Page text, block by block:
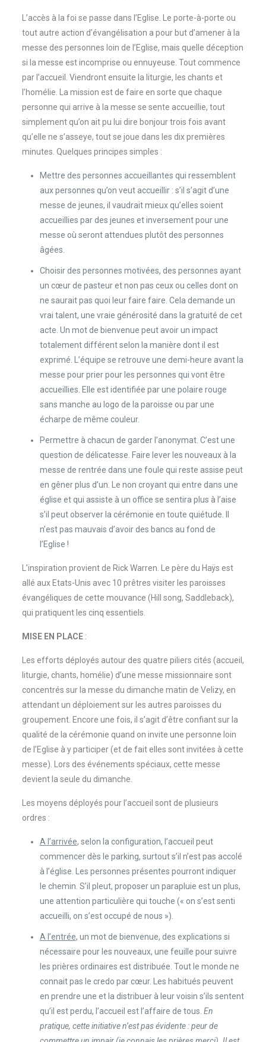
L’accès à la foi se passe dans l’Eglise. Le porte-à-porte ou
tout autre action d’évangélisation a pour but d’amener à la
messe des personnes loin de l’Eglise, mais quelle déception
si la messe est incomprise ou ennuyeuse. Tout commence
par l’accueil. Viendront ensuite la liturgie, les chants et
l’homélie. La mission est de faire en sorte que chaque
personne qui arrive à la messe se sente accueillie, tout
simplement qu’on ait pu lui dire bonjour trois fois avant
qu’elle ne s’asseye, tout se joue dans les dix premières
minutes. Quelques principes simples :
Mettre des personnes accueillantes qui ressemblent
aux personnes qu’on veut accueillir : s’il s’agit d’une
messe de jeunes, il vaudrait mieux qu’elles soient
accueillies par des jeunes et inversement pour une
messe où seront attendues plutôt des personnes
âgées.
Choisir des personnes motivées, des personnes ayant
un cœur de pasteur et non pas ceux ou celles dont on
ne saurait pas quoi leur faire faire. Cela demande un
vrai talent, une vraie générosité dans la gratuité de cet
acte. Un mot de bienvenue peut avoir un impact
totalement différent selon la manière dont il est
exprimé. L’équipe se retrouve une demi-heure avant la
messe pour prier pour les personnes qui vont être
accueillies. Elle est identifiée par une polaire rouge
sans manche au logo de la paroisse ou par une
écharpe de même couleur.
Permettre à chacun de garder l’anonymat. C’est une
question de délicatesse. Faire lever les nouveaux à la
messe de rentrée dans une foule qui reste assise peut
en gêner plus d’un. Le non croyant qui entre dans une
église et qui assiste à un office se sentira plus à l’aise
s’il peut observer la cérémonie en toute quiétude. Il
n’est pas mauvais d’avoir des bancs au fond de
l’Eglise !
L’inspiration provient de Rick Warren. Le père du Haÿs est
allé aux Etats-Unis avec 10 prêtres visiter les paroisses
évangéliques de cette mouvance (Hill song, Saddleback),
qui pratiquent les cinq essentiels.
MISE EN PLACE:
Les efforts déployés autour des quatre piliers cités (accueil,
liturgie, chants, homélie) d’une messe missionnaire sont
concentrés sur la messe du dimanche matin de Velizy, en
attendant un déploiement sur les autres paroisses du
groupement. Encore une fois, il s’agit d’être confiant sur la
qualité de la cérémonie quand on invite une personne loin
de l’Eglise à y participer (et de fait elles sont invitées à cette
messe). Lors des événements spéciaux, cette messe
devient la seule du dimanche.
Les moyens déployés pour l’accueil sont de plusieurs
ordres :
A l’arrivée, selon la configuration, l’accueil peut
commencer dès le parking, surtout s’il n’est pas accolé
à l’église. Les personnes présentes pourront indiquer
le chemin. S’il pleut, proposer un parapluie est un plus,
une attention particulière qui touche (« on s’est senti
accueilli, on s’est occupé de nous »).
A l’entrée, un mot de bienvenue, des explications si
nécessaire pour les nouveaux, une feuille pour suivre
les prières ordinaires est distribuée. Tout le monde ne
connait pas le credo par cœur. Les habitués peuvent
en prendre une et la distribuer à leur voisin s’ils sentent
qu’il est perdu, l’accueil est l’affaire de tous. En
pratique, cette initiative n’est pas évidente : peur de